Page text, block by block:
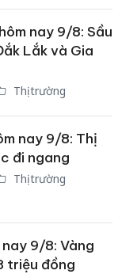
nay 9/8: Sầu
Lắk và Gia
Thị trường
nay 9/8: Thị
đi ngang
Thị trường
9/8: Vàng
triệu đồng